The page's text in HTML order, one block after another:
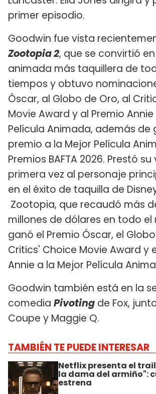
primer episodio.
Goodwin fue vista
Zootopia 2, que se convirtió
animada más taquillera de
tiempos y obtuvo
Óscar, al Globo de Oro, al
Movie Award y al Premio
Película Animada, además de
premio a la Mejor Película
Premios BAFTA 2026. Prestó
primera vez al personaje
en el éxito de taquilla de
Zootopia, que recaudó más
millones de dólares en todo el
ganó el Premio Óscar, el
Critics' Choice Movie Award y
Annie a la Mejor Película
Goodwin también está en la
comedia Pivoting de Fox,
Coupe y Maggie Q.
TAMBIÉN TE PUEDE INTERESAR
Netflix presenta el
la dama del armiño":
estrena